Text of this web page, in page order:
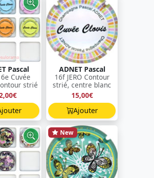
Pascal
Cuvée
strié
ADNET Pascal
16f JERO Contour
strié, centre blanc
15,00€
Ajouter
New